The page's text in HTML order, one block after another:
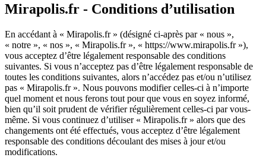
Mirapolis.fr - Conditions d’utilisation
En accédant à « Mirapolis.fr » (désigné ci-après par « nous »,
« notre », « nos », « Mirapolis.fr », « https://www.mirapolis.fr »),
vous acceptez d’être légalement responsable des conditions
suivantes. Si vous n’acceptez pas d’être légalement responsable de
toutes les conditions suivantes, alors n’accédez pas et/ou n’utilisez
pas « Mirapolis.fr ». Nous pouvons modifier celles-ci à n’importe
quel moment et nous ferons tout pour que vous en soyez informé,
bien qu’il soit prudent de vérifier régulièrement celles-ci par vous-
même. Si vous continuez d’utiliser « Mirapolis.fr » alors que des
changements ont été effectués, vous acceptez d’être légalement
responsable des conditions découlant des mises à jour et/ou
modifications.